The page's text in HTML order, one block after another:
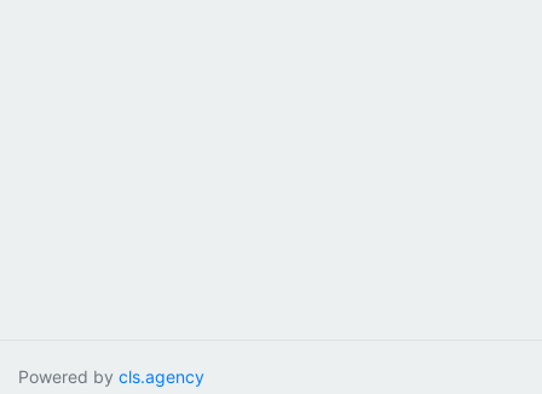
Powered by cls.agency